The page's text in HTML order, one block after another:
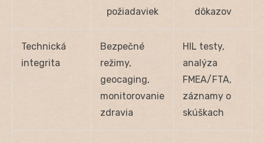
požiadaviek
dôkazov
Technická
integrita
Bezpečné
režimy,
geocaging,
monitorovanie
zdravia
HIL testy,
analýza
FMEA/FTA,
záznamy o
skúškach